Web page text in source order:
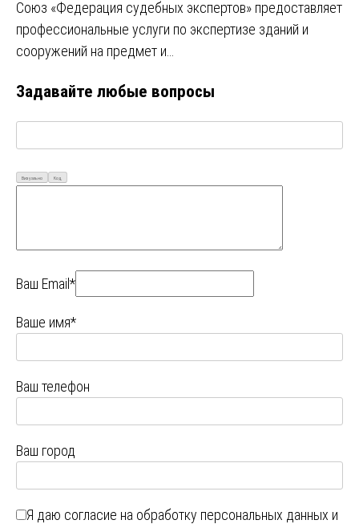
Союз «Федерация судебных экспертов» предоставляет
профессиональные услуги по экспертизе зданий и
сооружений на предмет и…
Задавайте любые вопросы
Визуально Код
Ваш Email*
Ваше имя*
Ваш телефон
Ваш город
Я даю согласие на обработку персональных данных и